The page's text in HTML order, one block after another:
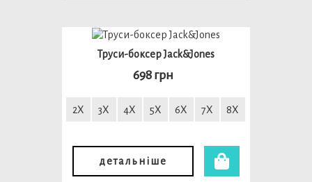
Труси-боксер Jack&Jones
698 грн
2X 3X 4X 5X 6X 7X 8X
детальніше